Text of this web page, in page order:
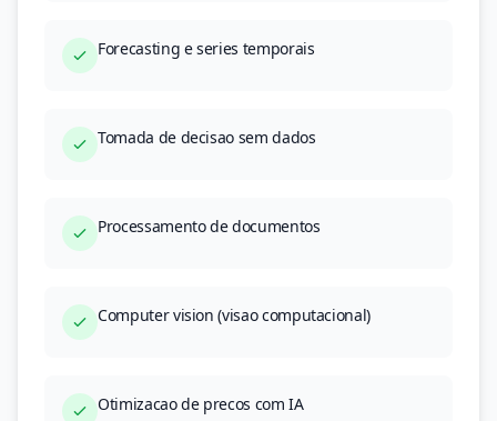
Forecasting e series temporais
Tomada de decisao sem dados
Processamento de documentos
Computer vision (visao computacional)
Otimizacao de precos com IA